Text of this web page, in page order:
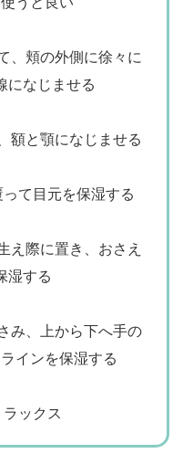
頬の外側に徐々に
になじませる
と顎になじませる
て目元を保湿する
際に置き、おさえ
湿する
、上から下へ手の
インを保湿する
ックス